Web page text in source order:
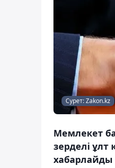
Сурет: Zakon.kz
Мемлекет
зерделі
хабарлайды